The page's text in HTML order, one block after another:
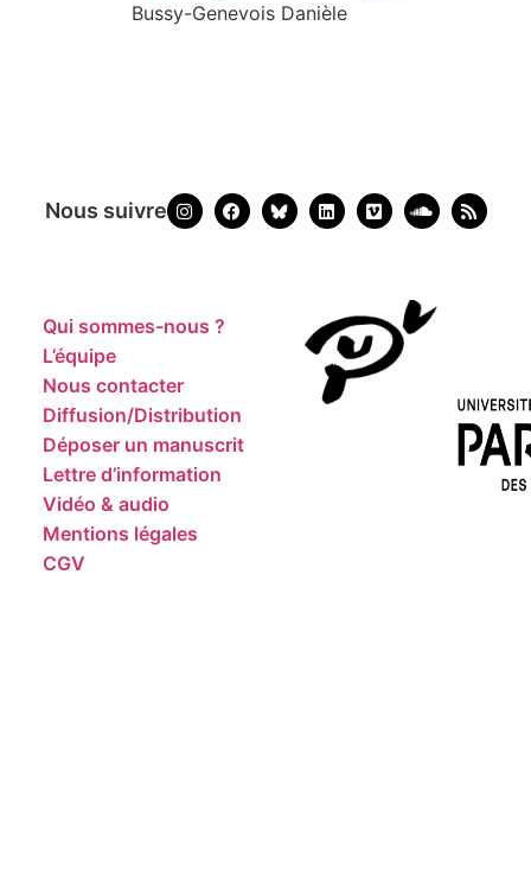
Bussy-Genevois Danièle
Nous suivre
Qui sommes-nous ?
L’équipe
Nous contacter
Diffusion/Distribution
Déposer un manuscrit
Lettre d’information
Vidéo & audio
Mentions légales
CGV